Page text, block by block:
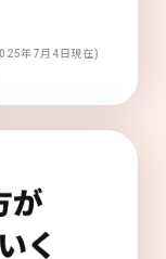
年7月4日現在)